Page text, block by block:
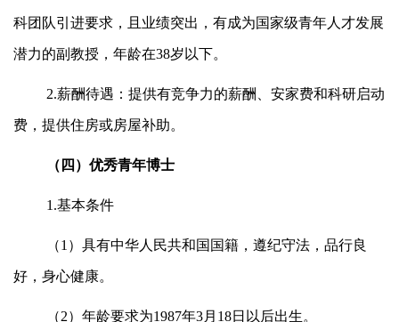
科团队引进要求，且业绩突出，有成为国家级青年人才发展
潜力的副教授，年龄在38岁以下。
2.薪酬待遇：提供有竞争力的薪酬、安家费和科研启动
费，提供住房或房屋补助。
（四）优秀青年博士
1.基本条件
（1）具有中华人民共和国国籍，遵纪守法，品行良
好，身心健康。
（2）年龄要求为1987年3月18日以后出生。